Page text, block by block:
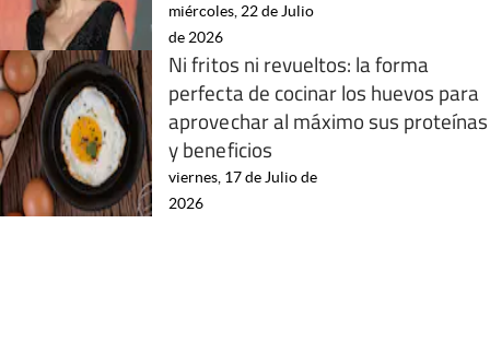
miércoles, 22 de Julio
de 2026
Ni fritos ni revueltos: la forma
perfecta de cocinar los huevos para
aprovechar al máximo sus proteínas
y beneficios
viernes, 17 de Julio de
2026